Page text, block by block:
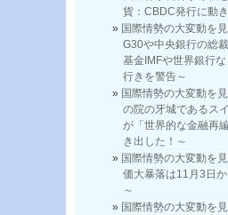
貨：CBDC発行に動
国際情勢の大変動を
G30や中央銀行の総
基金IMFや世界銀行
行きを警告～
国際情勢の大変動を
の院の牙城であるス
が「世界的な金融再
き出した！～
国際情勢の大変動を
価大暴落は11月3日
～
国際情勢の大変動を